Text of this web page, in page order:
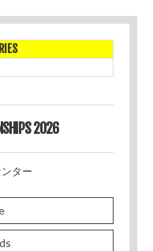
2026
ター